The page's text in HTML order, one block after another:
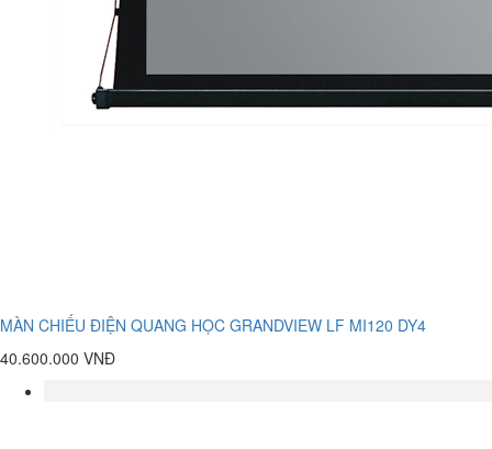
MÀN CHIẾU ĐIỆN QUANG HỌC GRANDVIEW LF MI120 DY4
40.600.000 VNĐ